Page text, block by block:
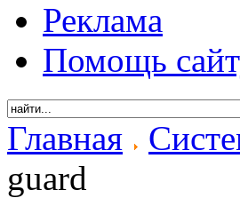
Реклама
Помощь
Главная
guard